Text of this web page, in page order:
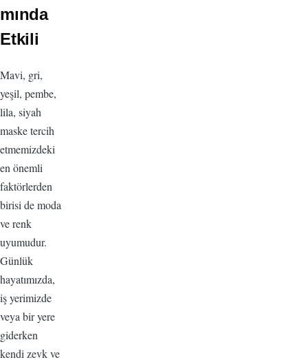
mında
Etkili
Mavi, gri,
yeşil, pembe,
lila, siyah
maske tercih
etmemizdeki
en önemli
faktörlerden
birisi de moda
ve renk
uyumudur.
Günlük
hayatımızda,
iş yerimizde
veya bir yere
giderken
kendi zevk ve